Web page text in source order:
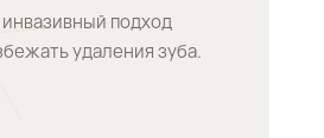
подход
удаления зуба.